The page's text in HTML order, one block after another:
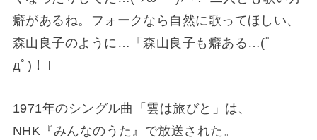
癖があるね。フォークなら自然に歌ってほしい、
森山良子のように…「森山良子も癖ある…(ﾟ
дﾟ)！」
1971年のシングル曲「雲は旅びと」は、
NHK『みんなのうた』で放送された。